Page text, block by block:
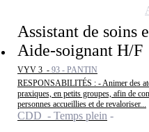
Assistant de soins
Aide-soignant H/F
VYV 3 - 93 - PANTIN
RESPONSABILITÉS : - Animer des
praxiques, en petits groupes, afin de
personnes accueillies et de revaloriser...
CDD - Temps plein